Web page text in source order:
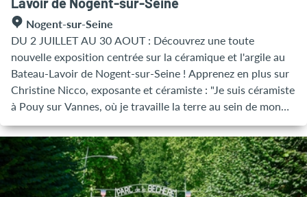
Lavoir de Nogent-sur-Seine
Nogent-sur-Seine
DU 2 JUILLET AU 30 AOUT : Découvrez une toute
nouvelle exposition centrée sur la céramique et l'argile au
Bateau-Lavoir de Nogent-sur-Seine ! Apprenez en plus sur
Christine Nicco, exposante et céramiste : "Je suis céramiste
à Pouy sur Vannes, où je travaille la terre au sein de mon
une place essentielle dans mon quotidien, et c'est tout
naturellement qu'ils inspirent une grande partie de mes
créations. Je réalise notamment de nombreuses pièces de
jardin en grès, une matière que j'apprécie pour sa solidité et